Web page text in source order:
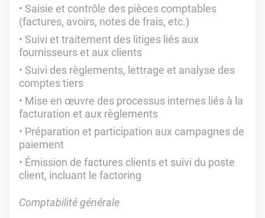
Saisie et contrôle des pièces comptables
(factures, avoirs, notes de frais, etc.)
Suivi et traitement des litiges liés aux
fournisseurs et aux clients
Suivi des règlements, lettrage et analyse des
comptes tiers
Mise en œuvre des processus internes liés à la
facturation et aux règlements
Préparation et participation aux campagnes de
paiement
Émission de factures clients et suivi du poste
client, incluant le factoring
Comptabilité générale